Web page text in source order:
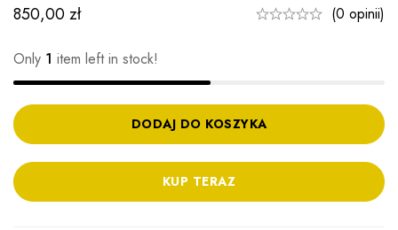
850,00zł (0 opinii)
Only 1 item left in stock!
DODAJ DO KOSZYKA
KUP TERAZ